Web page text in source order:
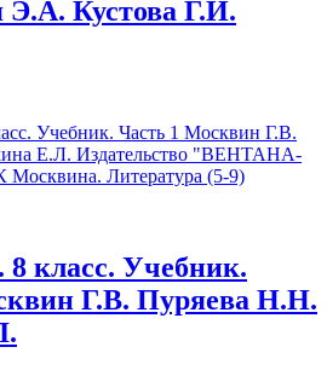
Э.А. Кустова Г.И.
8 класс. Учебник.
Г.В. Пуряева Н.Н.